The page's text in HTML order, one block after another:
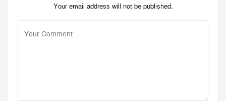
Your email address will not be published.